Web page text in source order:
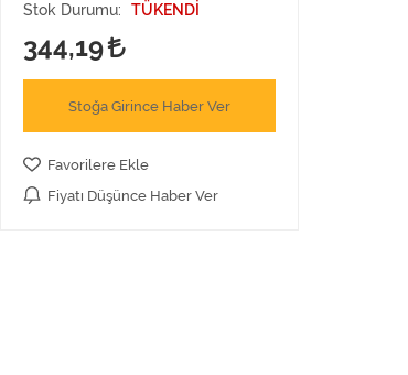
Stok Durumu: TÜKENDİ
344,19
Stoğa Girince Haber Ver
Favorilere Ekle
Fiyatı Düşünce Haber Ver